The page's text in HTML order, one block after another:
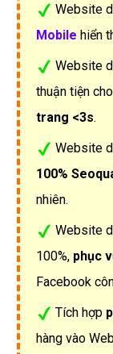
Website
Mobile hiển
Website
thuận tiện
trang <3s.
Website
100%
nhiên.
Website
100%, phục
Facebook
Tích hợp
hàng vào